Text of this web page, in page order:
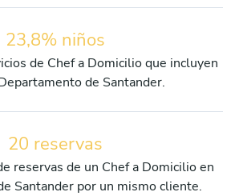
23,8% niños
de Chef a Domicilio que incluyen
de Santander.
20 reservas
reservas de un Chef a Domicilio en
Santander por un mismo cliente.